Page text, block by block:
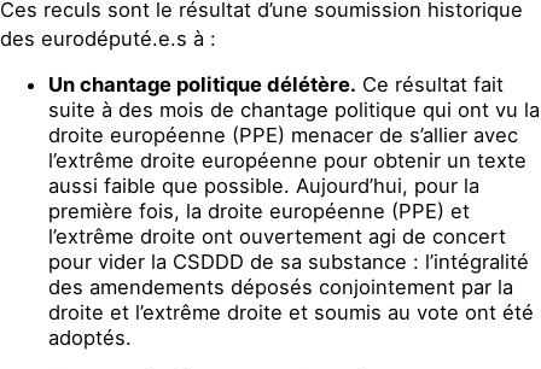
Ces reculs sont le résultat d’une soumission historique
des eurodéputé.e.s à :
Un chantage politique délétère. Ce résultat fait
suite à des mois de chantage politique qui ont vu la
droite européenne (PPE) menacer de s’allier avec
l’extrême droite européenne pour obtenir un texte
aussi faible que possible. Aujourd’hui, pour la
première fois, la droite européenne (PPE) et
l’extrême droite ont ouvertement agi de concert
pour vider la CSDDD de sa substance : l’intégralité
des amendements déposés conjointement par la
droite et l’extrême droite et soumis au vote ont été
adoptés.